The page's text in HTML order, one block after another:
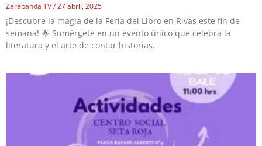
Zarabanda TV 27 abril, 2025
¡Descubre la magia de la Feria del Libro en Rivas este fin de
semana! 🌟 Sumérgete en un evento único que celebra la
literatura y el arte de contar historias.